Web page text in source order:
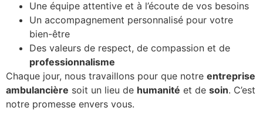
Une équipe attentive et à l’écoute de vos besoins
Un accompagnement personnalisé pour votre
bien-être
Des valeurs de respect, de compassion et de
professionnalisme
Chaque jour, nous travaillons pour que notre entreprise
ambulancière soit un lieu de humanité et de soin. C’est
notre promesse envers vous.